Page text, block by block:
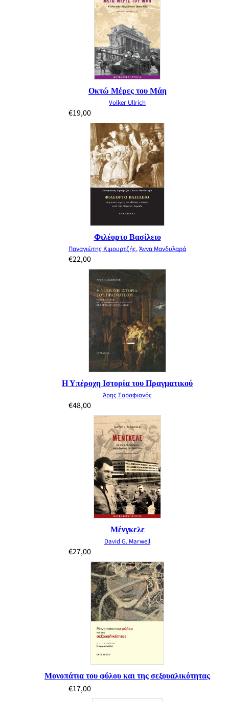
Οκτώ Μέρες του Μάη
Volker Ullrich
€19,00
Φιλέορτο Βασίλειο
Παναγιώτης Κιμουρτζής,Άννα Μανδυλαρά
€22,00
Η Υπέροχη Ιστορία του Πραγματικού
Άρης Σαραφιανός
€48,00
Μένγκελε
David G. Marwell
€27,00
Μονοπάτια του φύλου και της σεξουαλικότητας
€17,00